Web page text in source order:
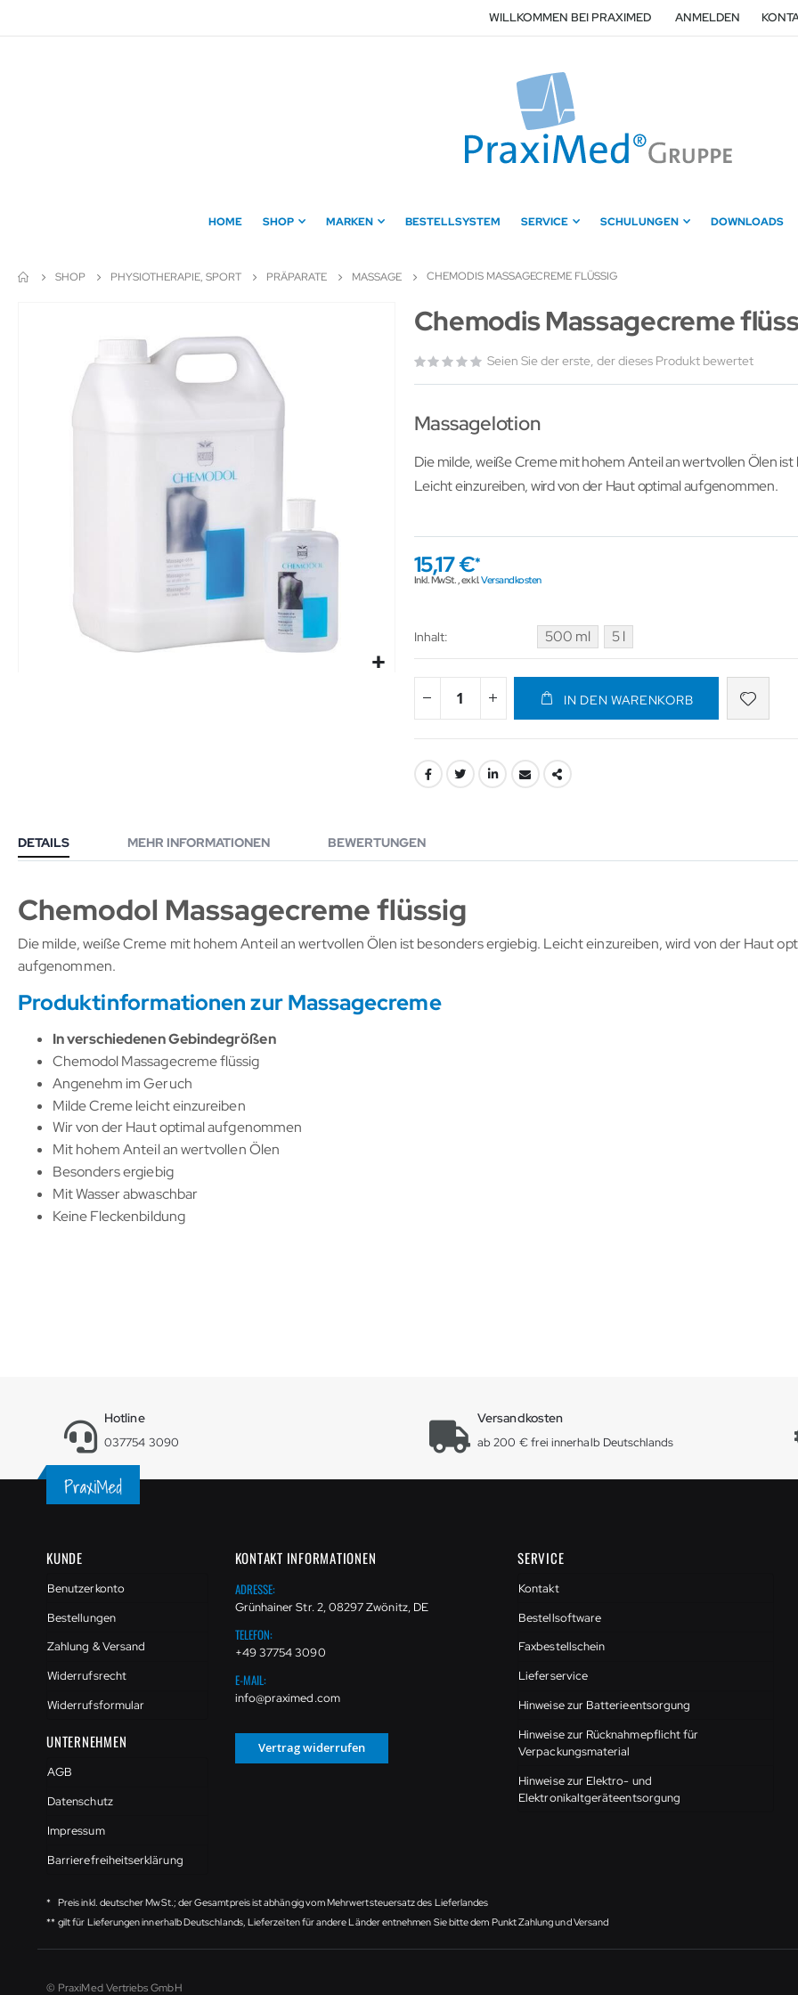
zum
WILLKOMMEN BEI PRAXIMED ANMELDEN
HOME SHOP MARKEN BESTELLSYSTEM SERVICE SCHULUNGEN DOWNLOADS
SHOP PHYSIOTHERAPIE, SPORT PRÄPARATE MASSAGE CHEMODIS MASSAGECREME FLÜSSIG
Bildergalerie
Zum
Anfang
Bildergalerie
springen
Chemodis Massagecreme
Seien Sie der erste, der dieses Produkt bewertet
Massagelotion
Die milde, weiße Creme mit hohem Anteil an wertvollen Ölen
Leicht einzureiben, wird von der Haut optimal aufgenommen.
15,17 €
Inkl. MwSt.,exkl.Versandkosten
Inhalt 500 ml 5 l
IN DEN WARENKORB
DETAILS
Chemodol Massagecreme flüssig
Die milde, weiße Creme mit hohem Anteil an wertvollen Ölen ist besonders ergiebig. Leicht einzureiben, wird von der Haut
aufgenommen.
Produktinformationen zur Massagecreme
In verschiedenen Gebindegrößen
Chemodol Massagecreme flüssig
Angenehm im Geruch
Milde Creme leicht einzureiben
Wir von der Haut optimal aufgenommen
Mit hohem Anteil an wertvollen Ölen
Besonders ergiebig
Mit Wasser abwaschbar
Keine Fleckenbildung
MEHR INFORMATIONEN BEWERTUNGEN
Hotline
037754 3090
Versandkosten
ab 200 € frei innerhalb Deutschlands
KUNDE
Benutzerkonto
Bestellungen
Zahlung & Versand
Widerrufsrecht
Widerrufsformular
UNTERNEHMEN
AGB
Datenschutz
Impressum
Barrierefreiheitserklärung
KONTAKT INFORMATIONEN
ADRESSE:
Grünhainer Str. 2, 08297 Zwönitz, DE
TELEFON:
+49 37754 3090
E-MAIL:
info@praximed.com
Vertrag widerrufen
SERVICE
Kontakt
Bestellsoftware
Faxbestellschein
Lieferservice
Hinweise zur Batterieentsorgung
Hinweise zur Rücknahmepflicht für
Verpackungsmaterial
Hinweise zur Elektro- und
Elektronikaltgeräteentsorgung
* Preis inkl. deutscher MwSt.; der Gesamtpreis ist abhängig vom Mehrwertsteuersatz des Lieferlandes
** gilt für Lieferungen innerhalb Deutschlands, Lieferzeiten für andere Länder entnehmen Sie bitte dem Punkt Zahlung und Versand
© PraxiMed Vertriebs GmbH